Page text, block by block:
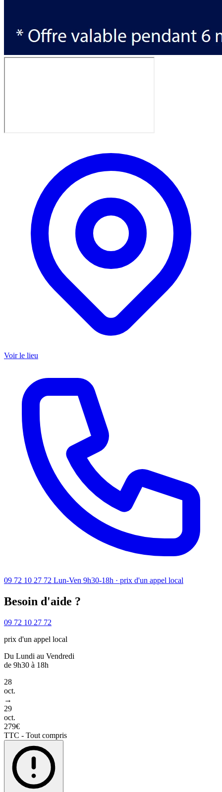
Voir le lieu
09 72 10 27 72 Lun-Ven 9h30-18h · prix d'un appel local
Besoin d'aide ?
09 72 10 27 72
prix d'un appel local
Du Lundi au Vendredi
de 9h30 à 18h
28
oct.
→
29
oct.
279€
TTC - Tout compris